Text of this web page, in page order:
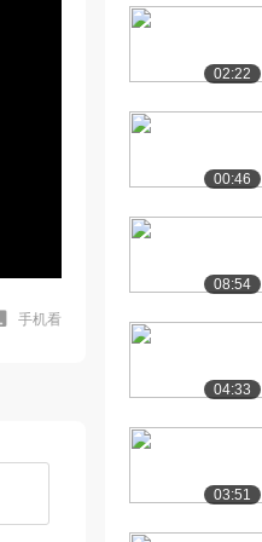
手机看
02:22
00:46
08:54
04:33
03:51